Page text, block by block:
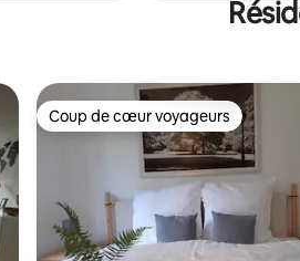
Coup de cœur voyageurs
Coup de cœur voyageurs